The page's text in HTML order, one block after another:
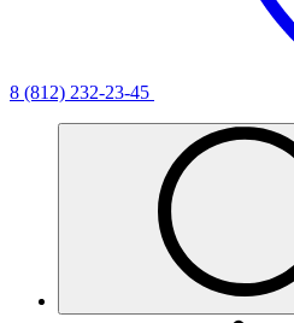
8 (812) 232-23-45